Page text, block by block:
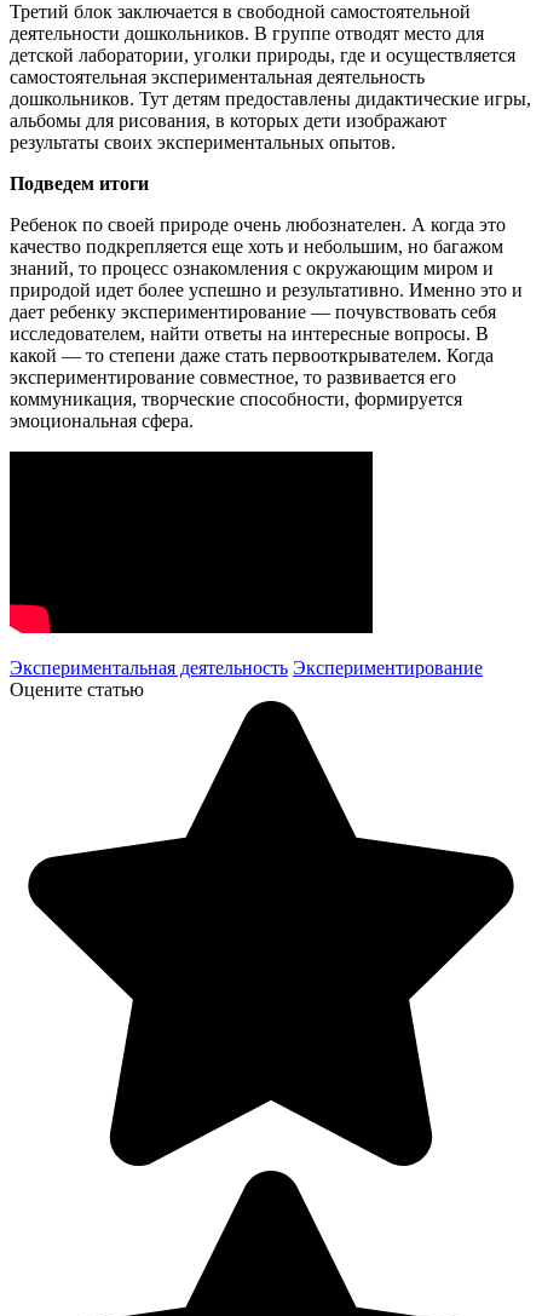
Третий блок заключается в свободной самостоятельной
деятельности дошкольников. В группе отводят место для
детской лаборатории, уголки природы, где и осуществляется
самостоятельная экспериментальная деятельность
дошкольников. Тут детям предоставлены дидактические игры,
альбомы для рисования, в которых дети изображают
результаты своих экспериментальных опытов.
Подведем итоги
Ребенок по своей природе очень любознателен. А когда это
качество подкрепляется еще хоть и небольшим, но багажом
знаний, то процесс ознакомления с окружающим миром и
природой идет более успешно и результативно. Именно это и
дает ребенку экспериментирование — почувствовать себя
исследователем, найти ответы на интересные вопросы. В
какой — то степени даже стать первооткрывателем. Когда
экспериментирование совместное, то развивается его
коммуникация, творческие способности, формируется
эмоциональная сфера.
Экспериментальная деятельность Экспериментирование
Оцените статью